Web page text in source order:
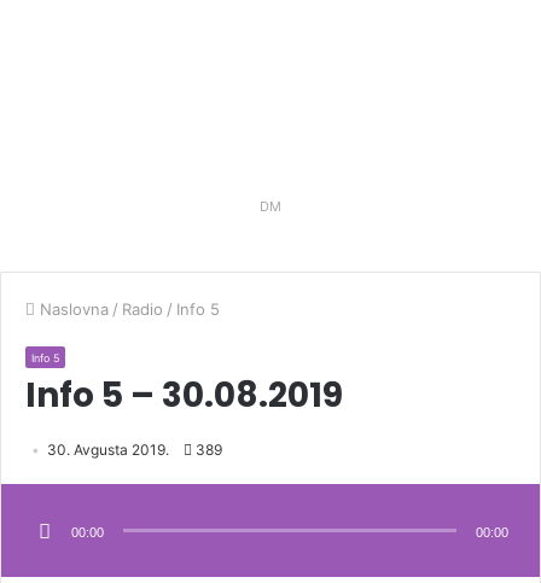
DM
Naslovna / Radio / Info 5
Info 5
Info 5 – 30.08.2019
30. Avgusta 2019. 389
00:00 00:00